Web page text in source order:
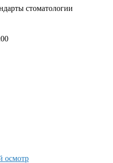
стоматологии
осмотр